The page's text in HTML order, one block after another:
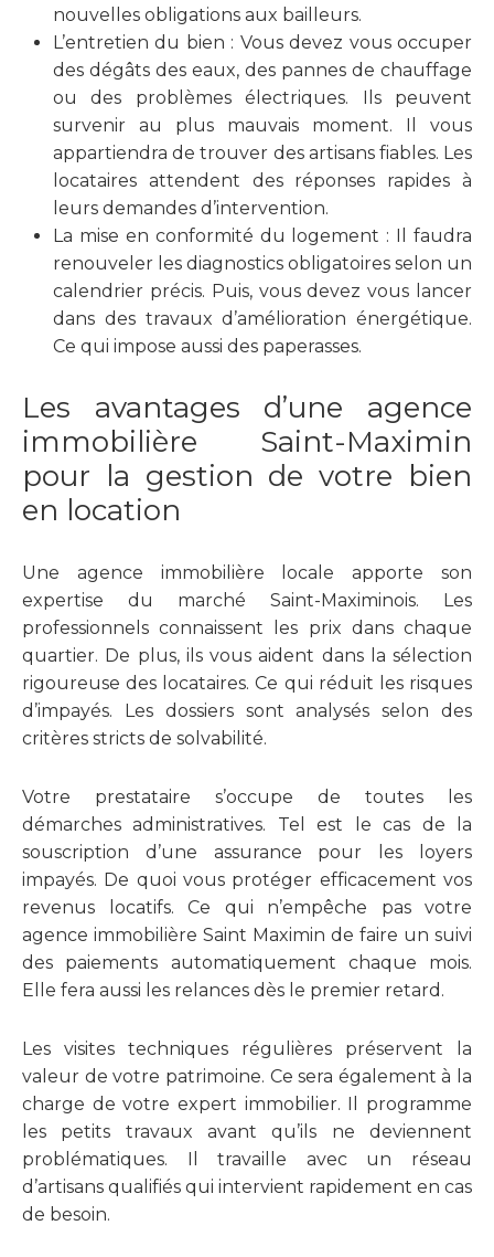
nouvelles obligations aux bailleurs.
L’entretien du bien : Vous devez vous occuper
des dégâts des eaux, des pannes de chauffage
ou des problèmes électriques. Ils peuvent
survenir au plus mauvais moment. Il vous
appartiendra de trouver des artisans fiables. Les
locataires attendent des réponses rapides à
leurs demandes d’intervention.
La mise en conformité du logement : Il faudra
renouveler les diagnostics obligatoires selon un
calendrier précis. Puis, vous devez vous lancer
dans des travaux d’amélioration énergétique.
Ce qui impose aussi des paperasses.
Les avantages d’une agence
immobilière Saint-Maximin
pour la gestion de votre bien
en location
Une agence immobilière locale apporte son
expertise du marché Saint-Maximinois. Les
professionnels connaissent les prix dans chaque
quartier. De plus, ils vous aident dans la sélection
rigoureuse des locataires. Ce qui réduit les risques
d’impayés. Les dossiers sont analysés selon des
critères stricts de solvabilité.
Votre prestataire s’occupe de toutes les
démarches administratives. Tel est le cas de la
souscription d’une assurance pour les loyers
impayés. De quoi vous protéger efficacement vos
revenus locatifs. Ce qui n’empêche pas votre
agence immobilière Saint Maximin de faire un suivi
des paiements automatiquement chaque mois.
Elle fera aussi les relances dès le premier retard.
Les visites techniques régulières préservent la
valeur de votre patrimoine. Ce sera également à la
charge de votre expert immobilier. Il programme
les petits travaux avant qu’ils ne deviennent
problématiques. Il travaille avec un réseau
d’artisans qualifiés qui intervient rapidement en cas
de besoin.